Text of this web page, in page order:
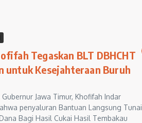
Tegaskan BLT DBHCHT
untuk Kesejahteraan Buruh
Jawa Timur, Khofifah Indar
penyaluran Bantuan Langsung Tunai
Bagi Hasil Cukai Hasil Tembakau